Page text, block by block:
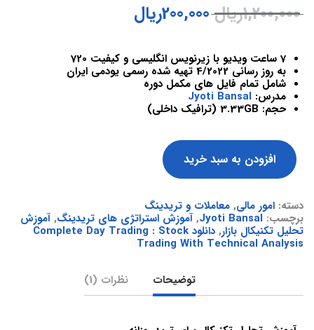
از 5
در
1,200,000ریال 200,000ریال
7 ساعت ویدیو با زیرنویس انگلیسی و کیفیت 720
به روز رسانی 4/2022 تهیه شده رسمی یودمی ایران
شامل تمام فایل های مکمل دوره
مدرس: Jyoti Bansal
حجم: 3.33GB (ترافیک داخلی)
افزودن به سبد خرید
دسته: امور مالی, معاملات و تریدینگ
برچسب: Jyoti Bansal
, آموزش استراتژی های تریدینگ, آموزش
تحلیل تکنیکال بازار, دانلود Complete Day Trading : Stock
Trading With Technical Analysis
توضیحات نظرات (1)